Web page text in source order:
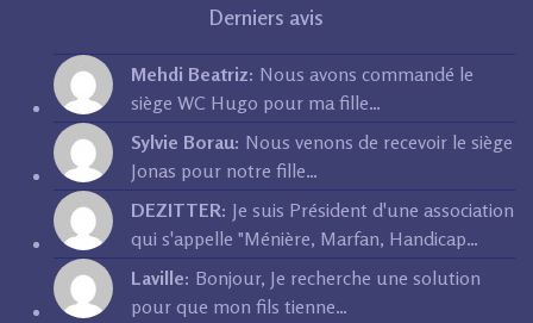
Derniers avis
Mehdi Beatriz: Nous avons commandé le
siège WC Hugo pour ma fille…
Sylvie Borau: Nous venons de recevoir le siège
Jonas pour notre fille…
DEZITTER: Je suis Président d'une association
qui s'appelle "Ménière, Marfan, Handicap…
Laville: Bonjour, Je recherche une solution
pour que mon fils tienne…